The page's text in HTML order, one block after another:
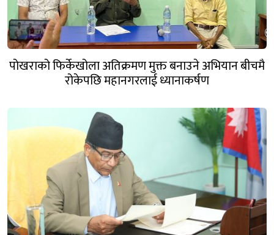
पोखराको फिर्केखोला अतिक्रमण मुक्त बनाउने अभियान बीचमै
रोकेपछि महानगरलाई ध्यानाकर्षण